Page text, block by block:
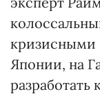
кризисными
Японии, на